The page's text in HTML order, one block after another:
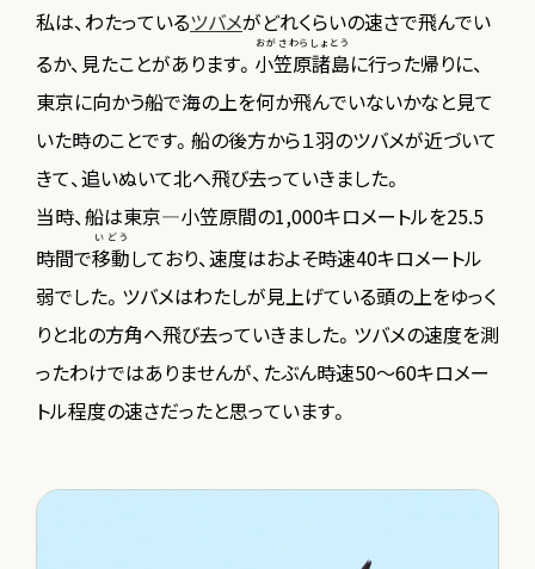
私は、わたっているツバメがどれくらいの速さで飛んでい
るか、見たことがあります。 小笠原諸島
おがさわらしょとう
に行った帰りに、
東京に向かう船で海の上を何か飛んでいないかなと見て
いた時のことです。船の後方から１羽のツバメが近づいて
きて、追いぬいて北へ飛び去っていきました。
当時、船は東京―小笠原間の1,000キロメートルを25.5
時間で移動
いどう
しており、速度はおよそ時速40キロメートル
弱でした。ツバメはわたしが見上げている頭の上をゆっく
りと北の方角へ飛び去っていきました。ツバメの速度を測
ったわけではありませんが、たぶん時速50～60キロメー
トル程度の速さだったと思っています。